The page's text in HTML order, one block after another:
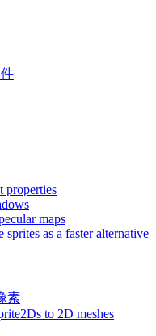
properties
maps
sprites as a faster alternative
素
to 2D meshes